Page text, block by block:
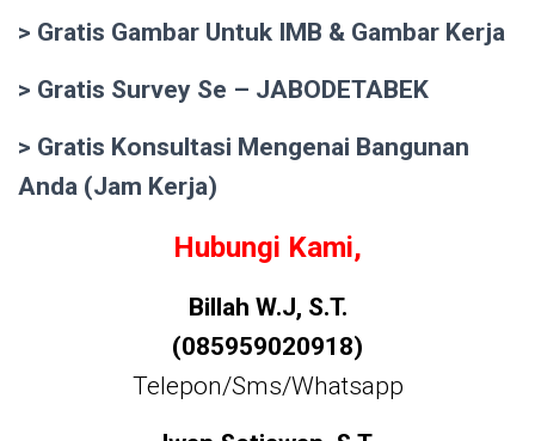
> Gratis Gambar Untuk IMB & Gambar Kerja
> Gratis Survey Se – JABODETABEK
> Gratis Konsultasi Mengenai Bangunan
Anda (Jam Kerja)
Hubungi Kami,
Billah W.J, S.T.
(085959020918)
Telepon/Sms/Whatsapp